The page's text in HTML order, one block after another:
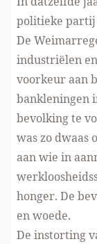
politieke partij
De
industriëlen
voorkeur aan
bankleningen
bevolking te
was zo dwaas
aan wie in
honger. De
en woede.
De instorting